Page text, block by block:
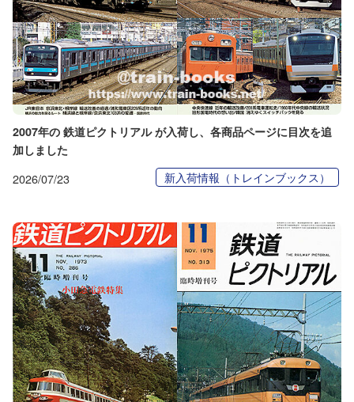
2007年の 鉄道ピクトリアル が入荷し、各商品ページに目次を追
加しました
2026/07/23 新入荷情報（トレインブックス）